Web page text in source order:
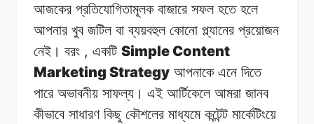
আজকের প্রতিযোগিতামূলক বাজারে সফল হতে হলে
আপনার খুব জটিল বা ব্যয়বহুল কোনো প্ল্যানের প্রয়োজন
নেই। বরং , একটি Simple Content
Marketing Strategy আপনাকে এনে দিতে
পারে অভাবনীয় সাফল্য। এই আর্টিকেলে আমরা জানব
কীভাবে সাধারণ কিছু কৌশলের মাধ্যমে কন্টেন্ট মার্কেটিংয়ে